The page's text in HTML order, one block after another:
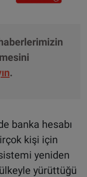
.
banka hesabı
kişi için
yeniden
yürüttüğü